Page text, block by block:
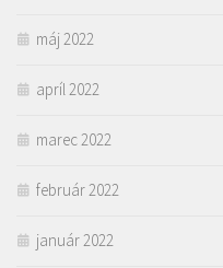
máj 2022
apríl 2022
marec 2022
február 2022
január 2022